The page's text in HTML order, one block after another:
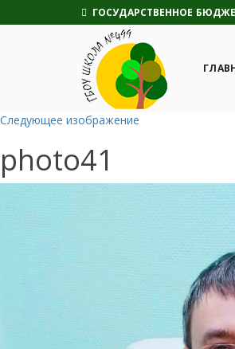
ГОСУДАРСТВЕННОЕ
Следующее изображение
photo41